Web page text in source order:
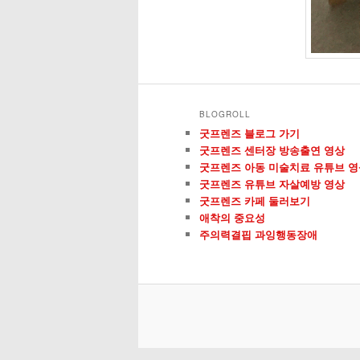
BLOGROLL
굿프렌즈 블로그 가기
굿프렌즈 센터장 방송출연 영상
굿프렌즈 아동 미술치료 유튜브
굿프렌즈 유튜브 자살예방 영상
굿프렌즈 카페 둘러보기
애착의 중요성
주의력결핍 과잉행동장애